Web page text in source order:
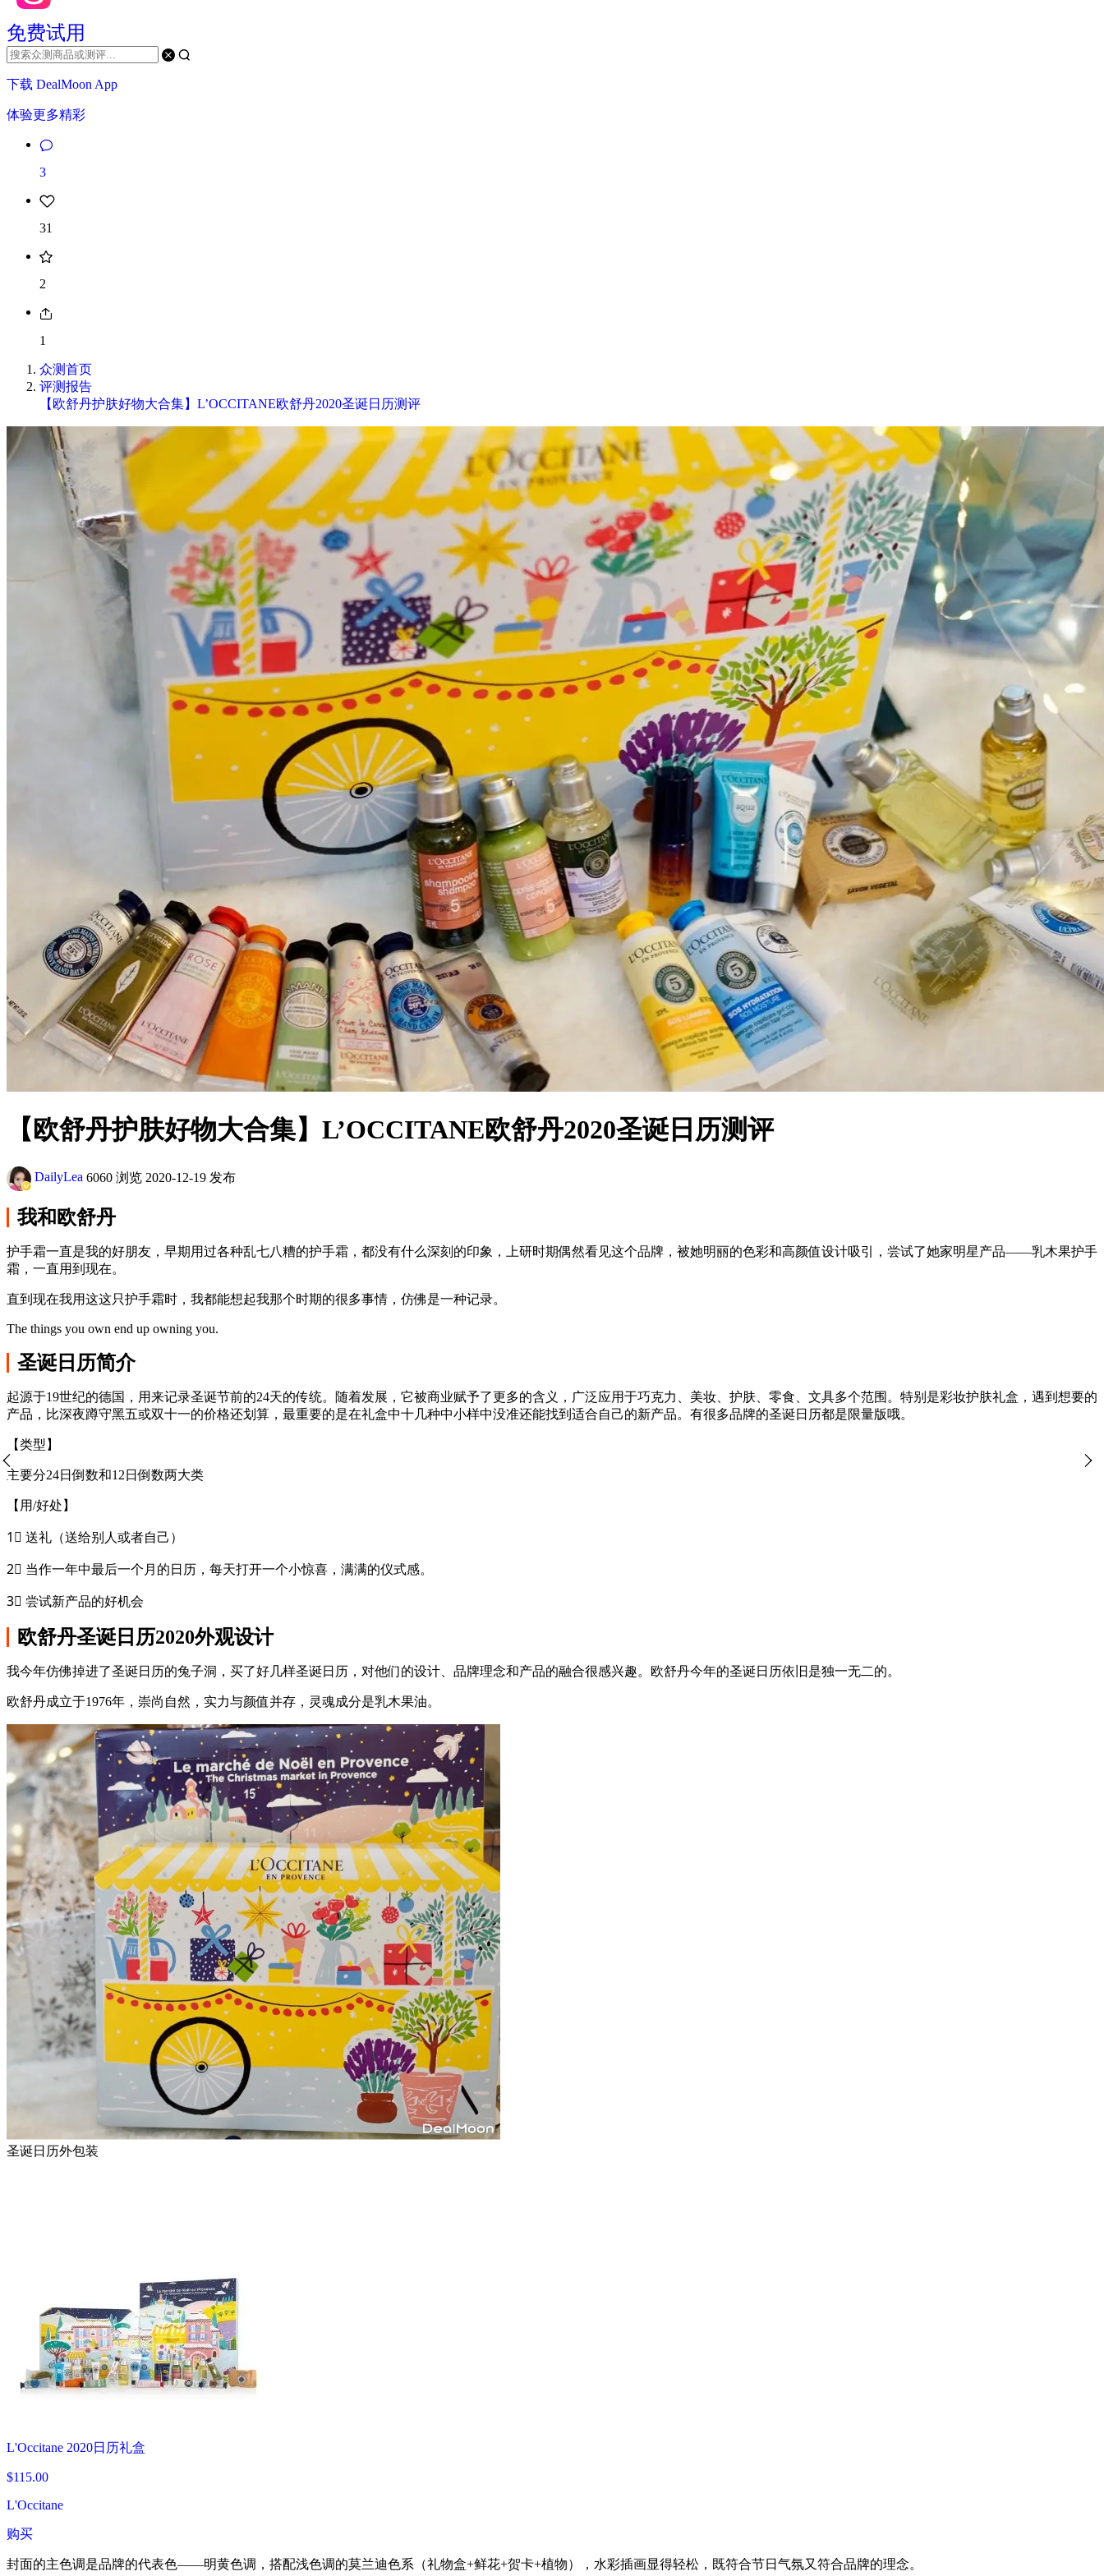
免费试用
下载 DealMoon App
体验更多精彩
3
31
2
1
众测首页
评测报告
【欧舒丹护肤好物大合集】L’OCCITANE欧舒丹2020圣诞日历测评
【欧舒丹护肤好物大合集】L’OCCITANE欧舒丹2020圣诞日历测评
DailyLea 6060 浏览 2020-12-19 发布
我和欧舒丹
护手霜一直是我的好朋友，早期用过各种乱七八糟的护手霜，都没有什么深刻的印象，上研时期偶然看见这个品牌，被她明丽的色彩和高颜值设计吸引，尝试了她家明星产品——乳木果护手
霜，一直用到现在。
直到现在我用这这只护手霜时，我都能想起我那个时期的很多事情，仿佛是一种记录。
The things you own end up owning you.
圣诞日历简介
起源于19世纪的德国，用来记录圣诞节前的24天的传统。随着发展，它被商业赋予了更多的含义，广泛应用于巧克力、美妆、护肤、零食、文具多个范围。特别是彩妆护肤礼盒，遇到想要的
产品，比深夜蹲守黑五或双十一的价格还划算，最重要的是在礼盒中十几种中小样中没准还能找到适合自己的新产品。有很多品牌的圣诞日历都是限量版哦。
【类型】
主要分24日倒数和12日倒数两大类
【用/好处】
1⃣️ 送礼（送给别人或者自己）
2⃣️ 当作一年中最后一个月的日历，每天打开一个小惊喜，满满的仪式感。
3⃣️ 尝试新产品的好机会
欧舒丹圣诞日历2020外观设计
我今年仿佛掉进了圣诞日历的兔子洞，买了好几样圣诞日历，对他们的设计、品牌理念和产品的融合很感兴趣。欧舒丹今年的圣诞日历依旧是独一无二的。
欧舒丹成立于1976年，崇尚自然，实力与颜值并存，灵魂成分是乳木果油。
圣诞日历外包装
L'Occitane 2020日历礼盒
$115.00
L'Occitane
购买
封面的主色调是品牌的代表色——明黄色调，搭配浅色调的莫兰迪色系（礼物盒+鲜花+贺卡+植物），水彩插画显得轻松，既符合节日气氛又符合品牌的理念。